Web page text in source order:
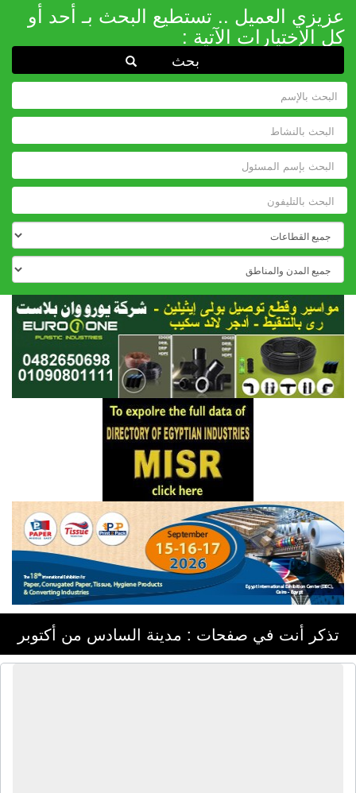
عزيزي العميل .. تستطيع البحث بـ أحد أو
كل الإختيارات الآتية :
تذكر أنت في صفحات : مدينة السادس من أكتوبر